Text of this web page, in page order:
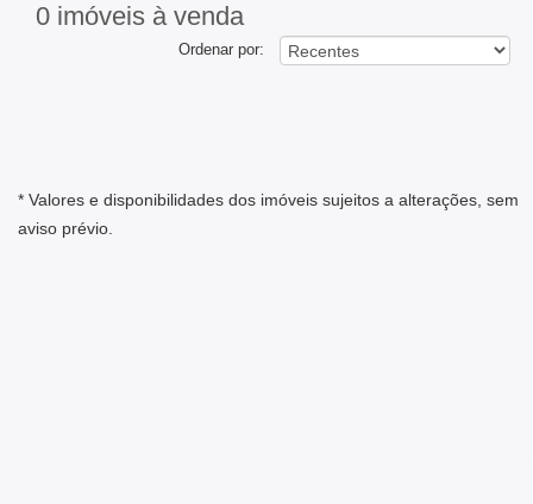
0 imóveis à venda
Ordenar por:
* Valores e disponibilidades dos imóveis sujeitos a alterações, sem
aviso prévio.